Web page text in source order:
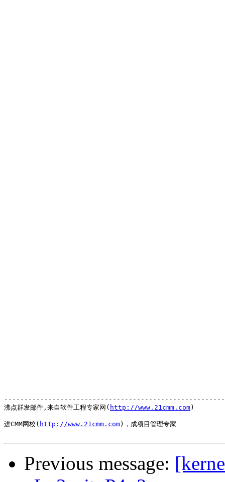
沸点群发邮件,来自软件工程专家网( http://www.21cmm.com)
进CMM网校( http://www.21cmm.com)，成项目管理专家
Previous message: